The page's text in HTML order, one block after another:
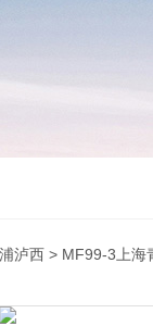
泸西 > MF99-3上海